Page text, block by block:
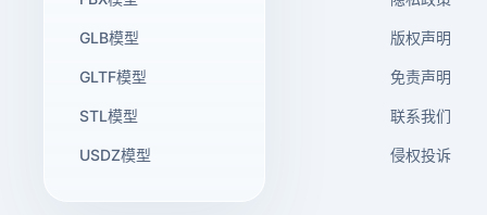
GLB模型
GLTF模型
STL模型
USDZ模型
版权声明
免责声明
联系我们
侵权投诉